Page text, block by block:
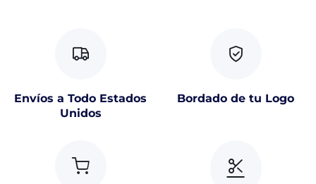
Envíos a Todo Estados
Unidos
Bordado de tu Logo